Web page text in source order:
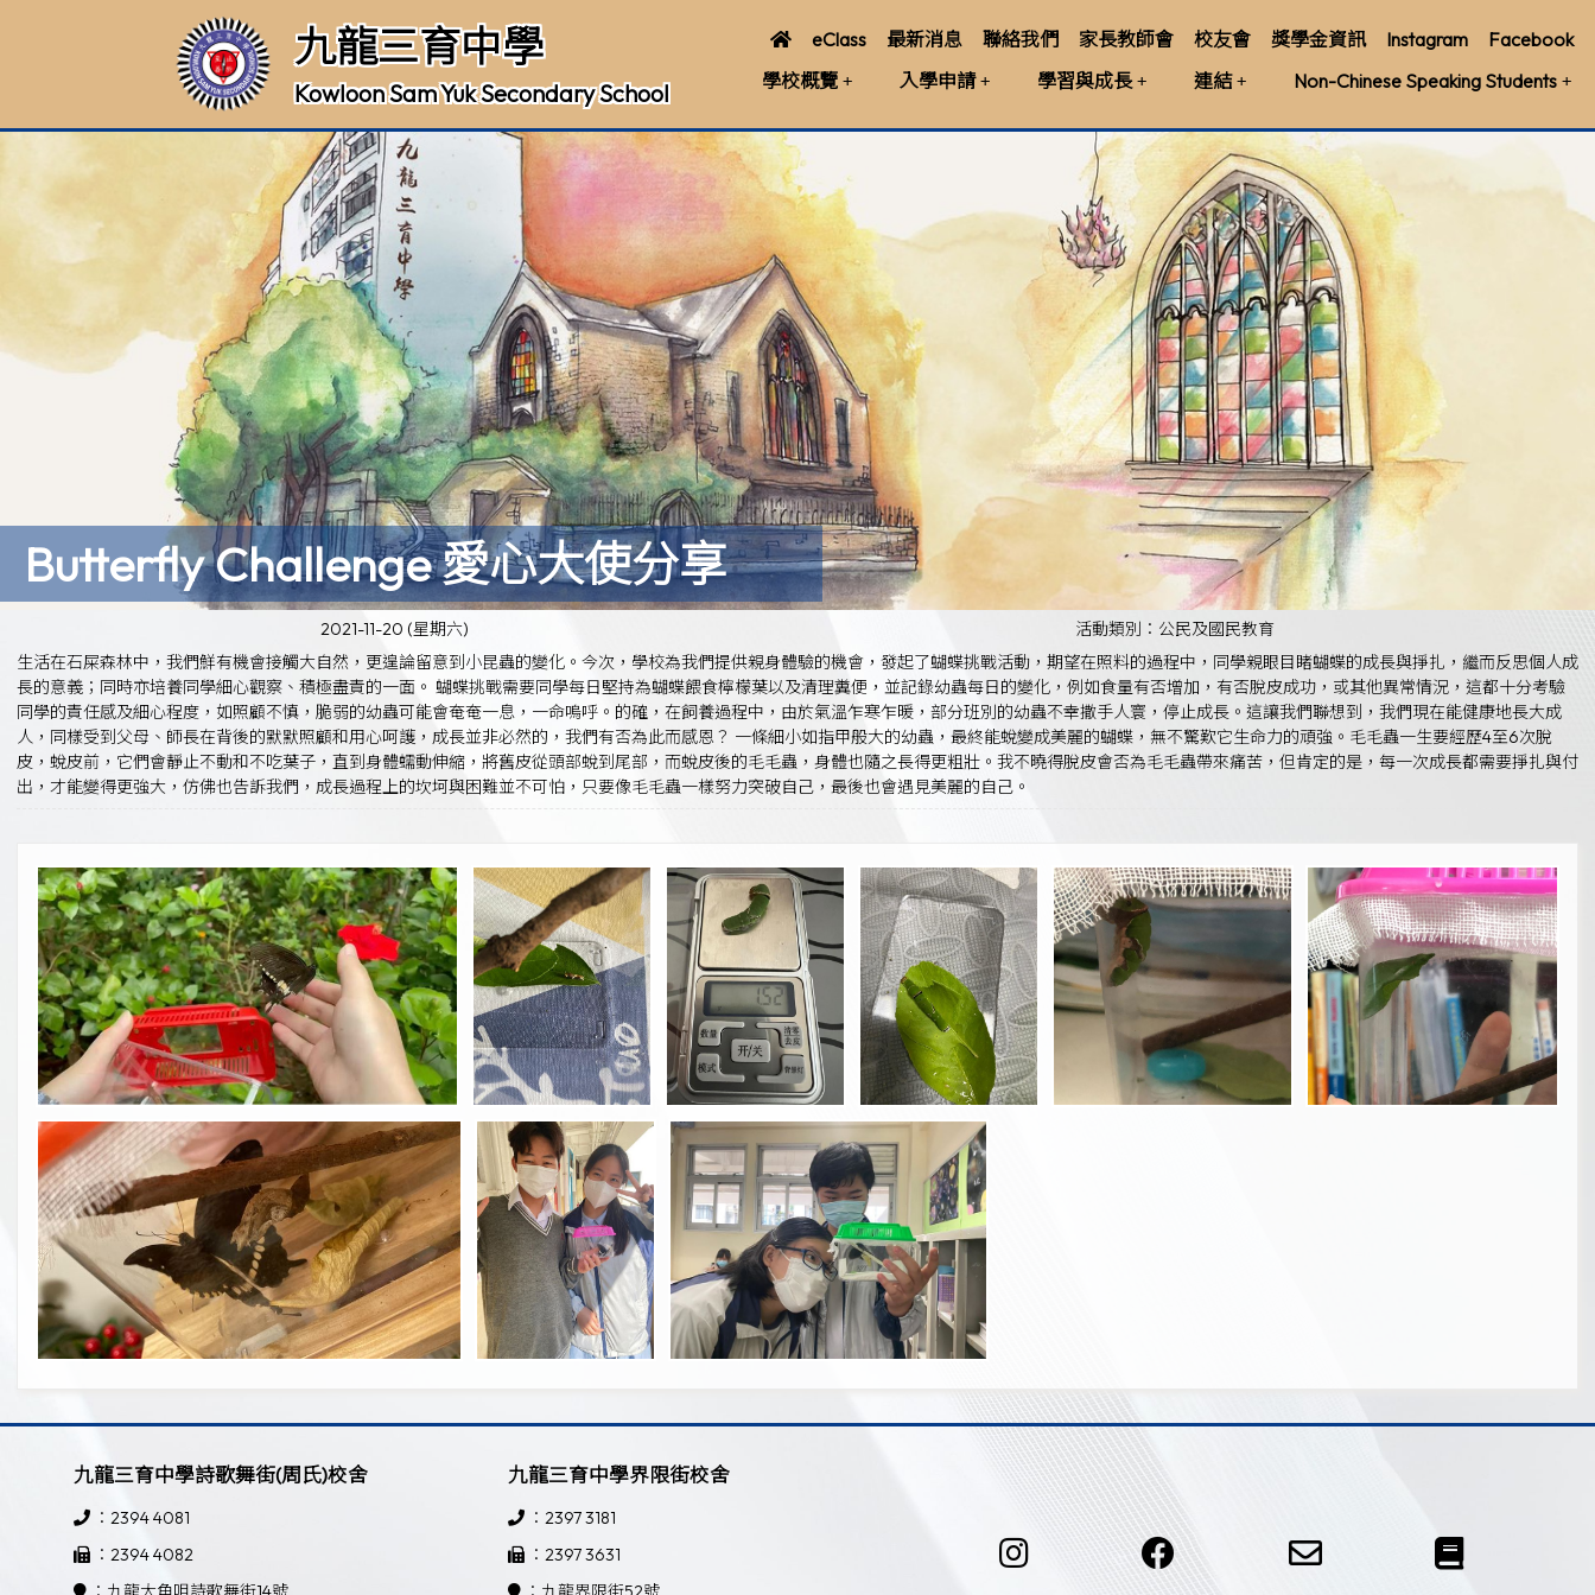
九龍三育中學
Kowloon Sam Yuk Secondary School
eClass 最新消息 聯絡我們 家長教師會 校友會 獎學金資訊 Instagram
Facebook
學校概覽
入學申請 學習與成長 連結 Non-Chinese Speaking Students
Butterfly Challenge 愛心大使分享
2021-11-20 (星期六)
活動類別：公民及國民教育
生活在石屎森林中，我們鮮有機會接觸大自然，更遑論留意到小昆蟲的變化。今次，學校為我們提供親身體驗的機會，發起了蝴蝶挑戰活動，期望在照料的過程中，同學親眼目睹蝴蝶的成長與掙扎，繼而反思個人成
長的意義；同時亦培養同學細心觀察、積極盡責的一面。 蝴蝶挑戰需要同學每日堅持為蝴蝶餵食檸檬葉以及清理糞便，並記錄幼蟲每日的變化，例如食量有否增加，有否脫皮成功，或其他異常情況，這都十分考驗
同學的責任感及細心程度，如照顧不慎，脆弱的幼蟲可能會奄奄一息，一命嗚呼。的確，在飼養過程中，由於氣溫乍寒乍暖，部分班別的幼蟲不幸撒手人寰，停止成長。這讓我們聯想到，我們現在能健康地長大成
人，同樣受到父母、師長在背後的默默照顧和用心呵護，成長並非必然的，我們有否為此而感恩？ 一條細小如指甲般大的幼蟲，最終能蛻變成美麗的蝴蝶，無不驚歎它生命力的頑強。毛毛蟲一生要經歷4至6次脫
皮，蛻皮前，它們會靜止不動和不吃葉子，直到身體蠕動伸縮，將舊皮從頭部蛻到尾部，而蛻皮後的毛毛蟲，身體也隨之長得更粗壯。我不曉得脫皮會否為毛毛蟲帶來痛苦，但肯定的是，每一次成長都需要掙扎與付
出，才能變得更強大，仿佛也告訴我們，成長過程上的坎坷與困難並不可怕，只要像毛毛蟲一樣努力突破自己，最後也會遇見美麗的自己。
九龍三育中學詩歌舞街(周氏)校舍
：2394 4081
：2394 4082
九龍三育中學界限街校舍
：2397 3181
：2397 3631